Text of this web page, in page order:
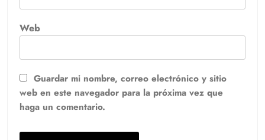
Web
Guardar mi nombre, correo electrónico y sitio
web en este navegador para la próxima vez que
haga un comentario.